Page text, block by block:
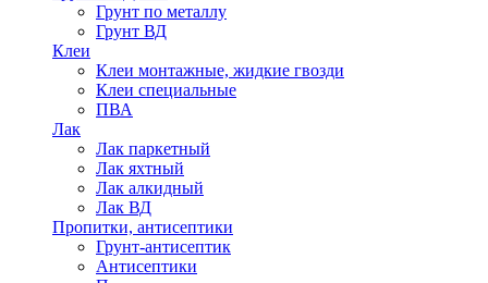
Грунт по металлу
Грунт ВД
Клеи
Клеи монтажные, жидкие гвозди
Клеи специальные
ПВА
Лак
Лак паркетный
Лак яхтный
Лак алкидный
Лак ВД
Пропитки, антисептики
Грунт-антисептик
Антисептики